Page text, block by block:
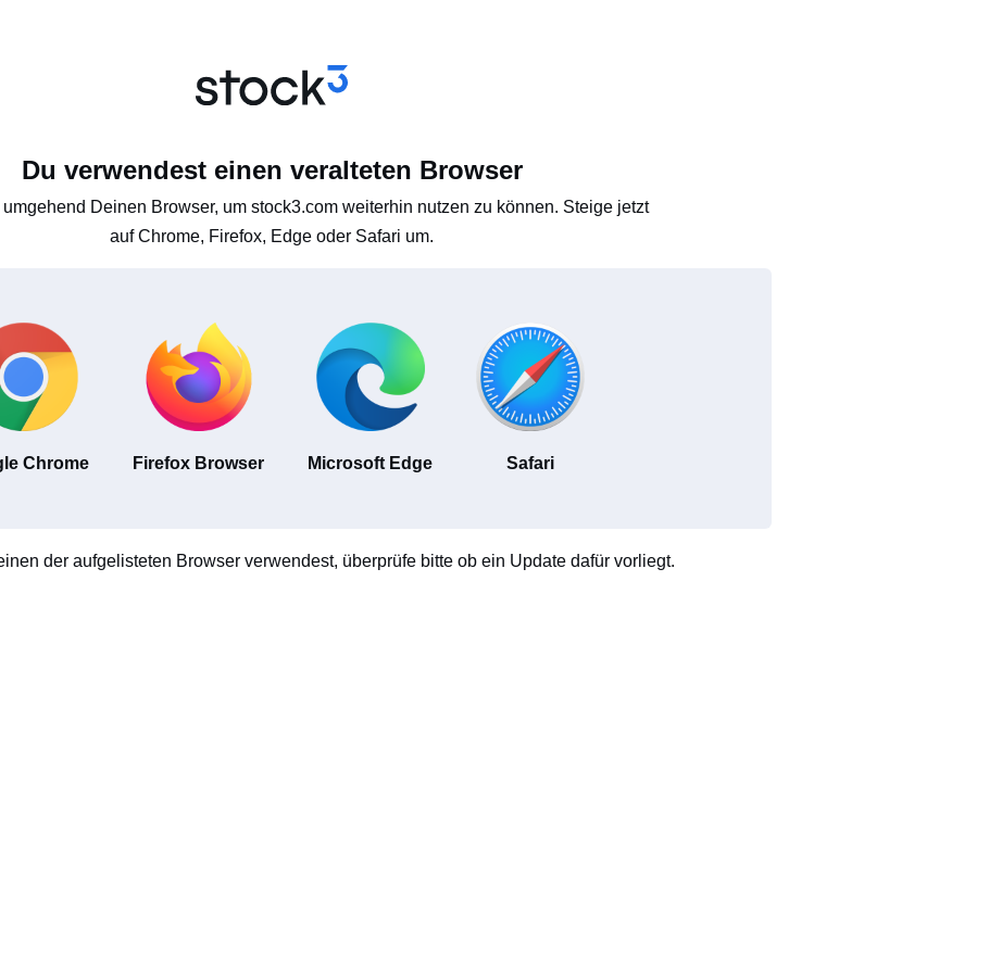
Du verwendest einen veralteten Browser
Deinen Browser, um stock3.com weiterhin nutzen zu können. Steige jetzt
auf Chrome, Firefox, Edge oder Safari um.
Chrome Firefox Browser Microsoft Edge Safari
der aufgelisteten Browser verwendest, überprüfe bitte ob ein Update dafür vorliegt.